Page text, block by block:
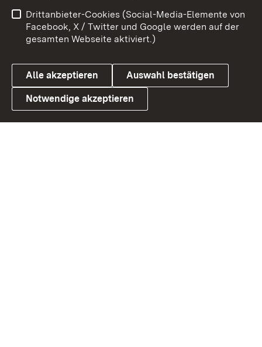
Link zum Landesportal
Barrierefreiheit
Datenschutz
Cookies
Drittanbieter-Cookies (Social-Media-Elemente von
Facebook, X / Twitter und Google werden auf der
gesamten Webseite aktiviert.)
Alle akzeptieren Auswahl bestätigen
Notwendige akzeptieren